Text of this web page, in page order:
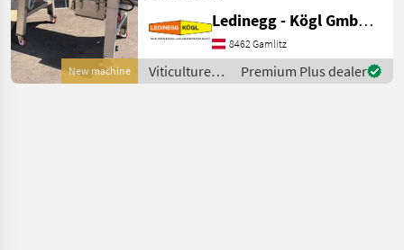
New machine
herausragendem Preis-
Leistungs-Verhältnis
Beschreibung: Der
Enoveneta Rebler ist eine
Ledinegg - Kögl GmbH - Obst- und Weinbautechnik
8462 Gamlitz
Viticulture
equipment /
Premium Plus dealer